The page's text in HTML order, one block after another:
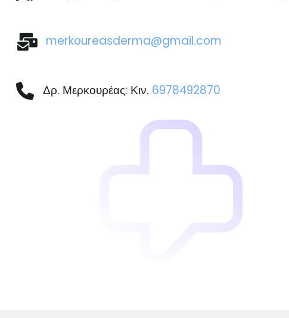
merkoureasderma@gmail.com
Δρ. Μερκουρέας: Κιν. 6978492870